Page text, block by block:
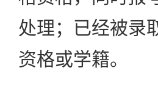
处理；已经被录
资格或学籍。